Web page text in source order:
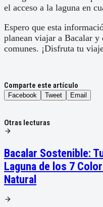
el acceso a la laguna en
Espero que esta
planean viajar a Bacalar y
comunes. ¡Disfruta tu
Comparte este artículo
Facebook Tweet Email
Otras lecturas
Bacalar Sostenible:
Laguna de los 7
Natural